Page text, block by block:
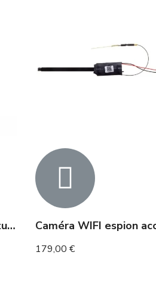
Caméra espion clé de voiture Full HD
179,00 €